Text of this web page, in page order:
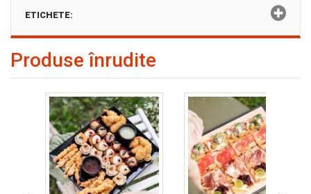
ETICHETE:
Produse înrudite